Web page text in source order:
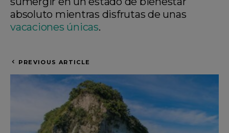
absoluto mientras disfrutas de unas
vacaciones únicas.
PREVIOUS ARTICLE